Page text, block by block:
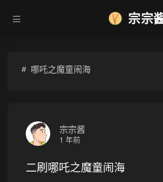
宗宗
哪吒之魔童闹海
宗宗酱
1 年前
二刷哪吒之魔童闹海